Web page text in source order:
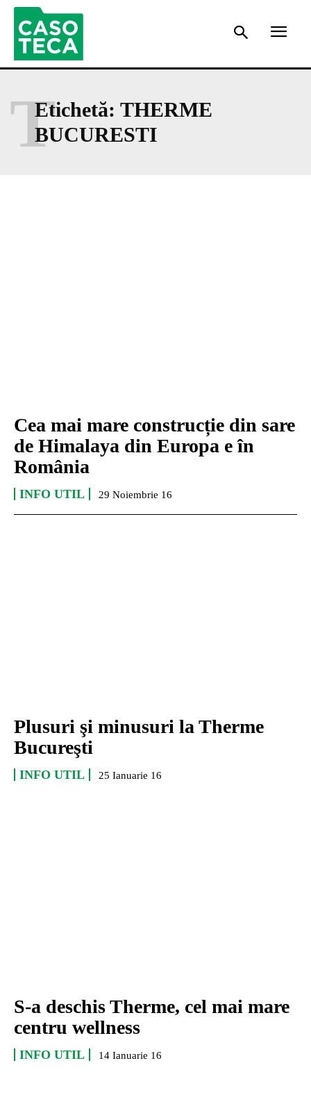
Etichetă: THERME
BUCURESTI
T
Cea mai mare construcție din sare
de Himalaya din Europa e în
România
INFO UTIL 29 Noiembrie 16
Plusuri şi minusuri la Therme
Bucureşti
INFO UTIL 25 Ianuarie 16
S-a deschis Therme, cel mai mare
centru wellness
INFO UTIL 14 Ianuarie 16